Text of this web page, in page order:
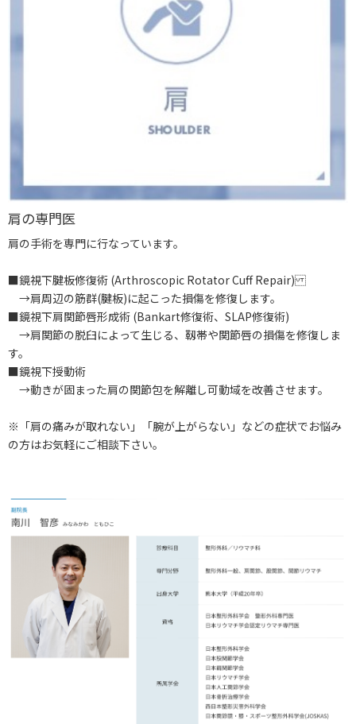
肩の専門医
肩の手術を専門に行なっています。
■鏡視下腱板修復術 (Arthroscopic Rotator Cuff Repair)
→肩周辺の筋群(腱板)に起こった損傷を修復します。
■鏡視下肩関節唇形成術 (Bankart修復術、SLAP修復術)
→肩関節の脱臼によって生じる、靱帯や関節唇の損傷を修復しま
す。
■鏡視下授動術
→動きが固まった肩の関節包を解離し可動域を改善させます。
※「肩の痛みが取れない」「腕が上がらない」などの症状でお悩み
の方はお気軽にご相談下さい。